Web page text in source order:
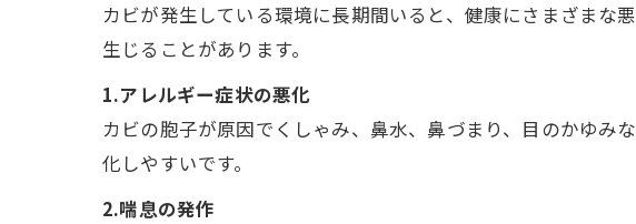
カビが発生している環境に長期間いると、健康にさまざまな
生じることがあります。
1.アレルギー症状の悪化
カビの胞子が原因でくしゃみ、鼻水、鼻づまり、目のかゆみ
化しやすいです。
2.喘息の発作